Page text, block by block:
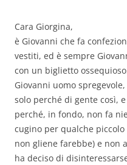
Cara Giorgina,
è Giovanni che fa
vestiti, ed è sempre
con un biglietto
Giovanni uomo
solo perché di gente così,
perché, in fondo, non fa
cugino per qualche
non gliene farebbe) e non
ha deciso di